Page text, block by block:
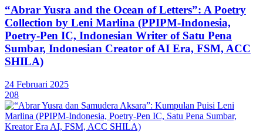
“Abrar Yusra and the Ocean of Letters”: A Poetry
Collection by Leni Marlina (PPIPM-Indonesia,
Poetry-Pen IC, Indonesian Writer of Satu Pena
Sumbar, Indonesian Creator of AI Era, FSM, ACC
SHILA)
24 Februari 2025
208